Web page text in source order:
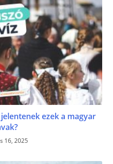
ezek a magyar
16, 2025